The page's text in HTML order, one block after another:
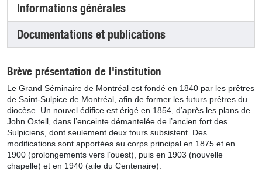
Informations générales
(onglet actif)
Documentations et publications
Brève présentation de l'institution
Le Grand Séminaire de Montréal est fondé en 1840 par les prêtres
de Saint-Sulpice de Montréal, afin de former les futurs prêtres du
diocèse. Un nouvel édifice est érigé en 1854, d’après les plans de
John Ostell, dans l’enceinte démantelée de l’ancien fort des
Sulpiciens, dont seulement deux tours subsistent. Des
modifications sont apportées au corps principal en 1875 et en
1900 (prolongements vers l’ouest), puis en 1903 (nouvelle
chapelle) et en 1940 (aile du Centenaire).